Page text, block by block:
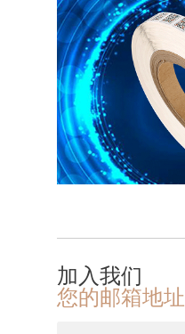
加入我们
您的邮箱地址